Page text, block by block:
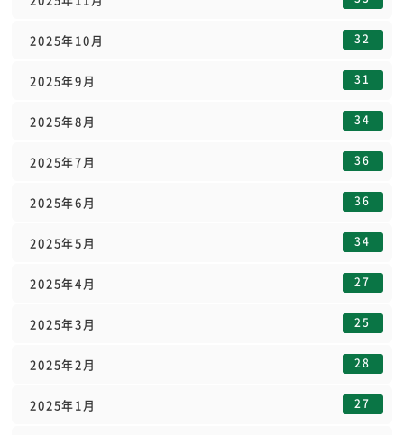
2025年10月 32
2025年9月 31
2025年8月 34
2025年7月 36
2025年6月 36
2025年5月 34
2025年4月 27
2025年3月 25
2025年2月 28
2025年1月 27